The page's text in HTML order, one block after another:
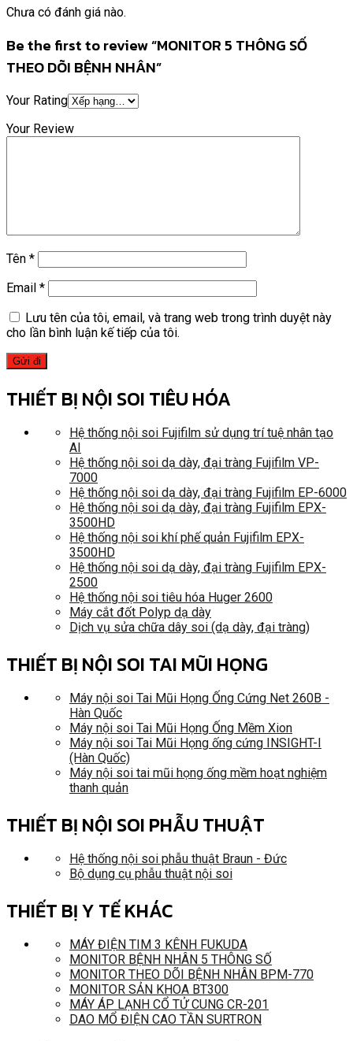
Chưa có đánh giá nào.
Be the first to review “MONITOR 5 THÔNG SỐ
THEO DÕI BỆNH NHÂN”
Your Rating
Your Review
Tên *
Email *
Lưu tên của tôi, email, và trang web trong trình duyệt này
cho lần bình luận kế tiếp của tôi.
THIẾT BỊ NỘI SOI TIÊU HÓA
Hệ thống nội soi Fujifilm sử dụng trí tuệ nhân tạo
AI
Hệ thống nội soi dạ dày, đại tràng Fujifilm VP-
7000
Hệ thống nội soi dạ dày, đại tràng Fujifilm EP-6000
Hệ thống nội soi dạ dày, đại tràng Fujifilm EPX-
3500HD
Hệ thống nội soi khí phế quản Fujifilm EPX-
3500HD
Hệ thống nội soi dạ dày, đại tràng Fujifilm EPX-
2500
Hệ thống nội soi tiêu hóa Huger 2600
Máy cắt đốt Polyp dạ dày
Dịch vụ sửa chữa dây soi (dạ dày, đại tràng)
THIẾT BỊ NỘI SOI TAI MŨI HỌNG
Máy nội soi Tai Mũi Họng Ống Cứng Net 260B -
Hàn Quốc
Máy nội soi Tai Mũi Họng Ống Mềm Xion
Máy nội soi Tai Mũi Họng ống cứng INSIGHT-I
(Hàn Quốc)
Máy nội soi tai mũi họng ống mềm hoạt nghiệm
thanh quản
THIẾT BỊ NỘI SOI PHẪU THUẬT
Hệ thống nội soi phẫu thuật Braun - Đức
Bộ dụng cụ phẫu thuật nội soi
THIẾT BỊ Y TẾ KHÁC
MÁY ĐIỆN TIM 3 KÊNH FUKUDA
MONITOR BỆNH NHÂN 5 THÔNG SỐ
MONITOR THEO DÕI BỆNH NHÂN BPM-770
MONITOR SẢN KHOA BT300
MÁY ÁP LẠNH CỔ TỬ CUNG CR-201
DAO MỔ ĐIỆN CAO TẦN SURTRON